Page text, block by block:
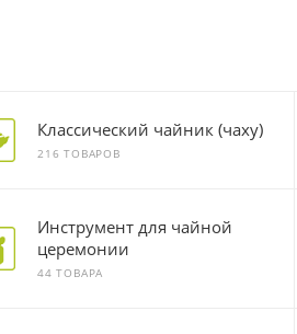
Классический чайник (чаху)
216 ТОВАРОВ
Инструмент для чайной
церемонии
44 ТОВАРА